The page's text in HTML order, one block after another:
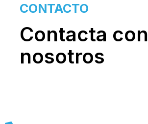
CONTACTO
Contacta con
nosotros